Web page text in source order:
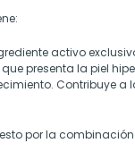
activo
que presenta la piel
Contribuye a
por la